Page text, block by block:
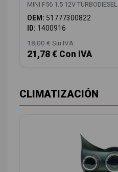
MINI F56 1.5 12V TURBODIESEL
OEM: 51777300822
ID: 1400916
18,00 € Sin IVA
21,78 € Con IVA
CLIMATIZACIÓN